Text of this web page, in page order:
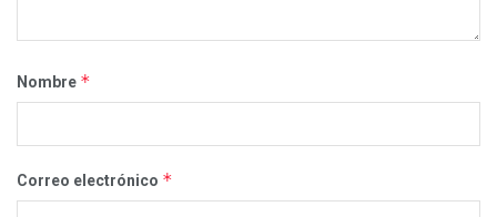
Nombre *
Correo electrónico *